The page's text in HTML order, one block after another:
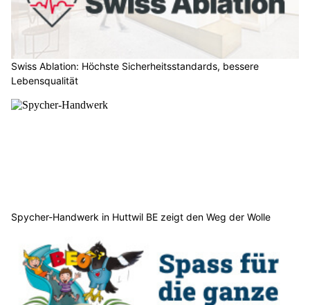
Swiss Ablation: Höchste Sicherheitsstandards, bessere
Lebensqualität
Spycher-Handwerk in Huttwil BE zeigt den Weg der Wolle